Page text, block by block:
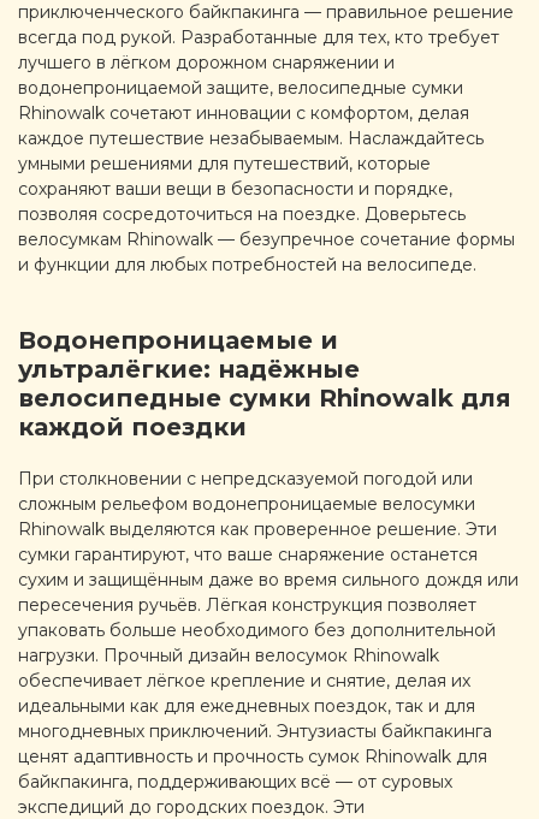
приключенческого байкпакинга — правильное решение
всегда под рукой. Разработанные для тех, кто требует
лучшего в лёгком дорожном снаряжении и
водонепроницаемой защите, велосипедные сумки
Rhinowalk сочетают инновации с комфортом, делая
каждое путешествие незабываемым. Наслаждайтесь
умными решениями для путешествий, которые
сохраняют ваши вещи в безопасности и порядке,
позволяя сосредоточиться на поездке. Доверьтесь
велосумкам Rhinowalk — безупречное сочетание формы
и функции для любых потребностей на велосипеде.
Водонепроницаемые и
ультралёгкие: надёжные
велосипедные сумки Rhinowalk для
каждой поездки
При столкновении с непредсказуемой погодой или
сложным рельефом водонепроницаемые велосумки
Rhinowalk выделяются как проверенное решение. Эти
сумки гарантируют, что ваше снаряжение останется
сухим и защищённым даже во время сильного дождя или
пересечения ручьёв. Лёгкая конструкция позволяет
упаковать больше необходимого без дополнительной
нагрузки. Прочный дизайн велосумок Rhinowalk
обеспечивает лёгкое крепление и снятие, делая их
идеальными как для ежедневных поездок, так и для
многодневных приключений. Энтузиасты байкпакинга
ценят адаптивность и прочность сумок Rhinowalk для
байкпакинга, поддерживающих всё — от суровых
экспедиций до городских поездок. Эти